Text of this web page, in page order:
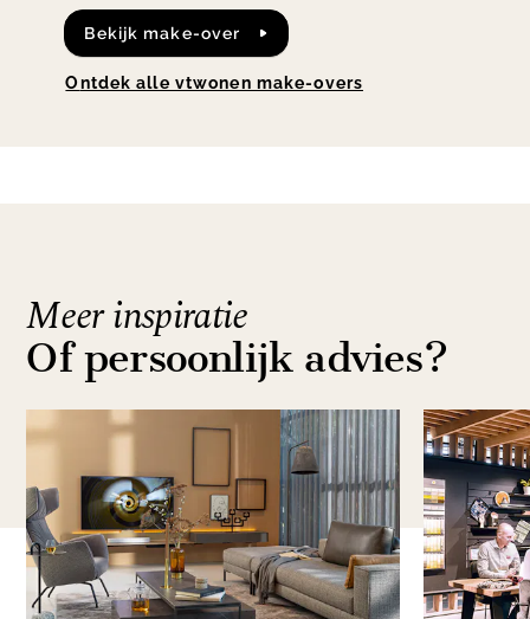
bekijk make-over
ontdek alle vtwonen make-overs
Meer inspiratie
Of persoonlijk advies?
Item
of
3